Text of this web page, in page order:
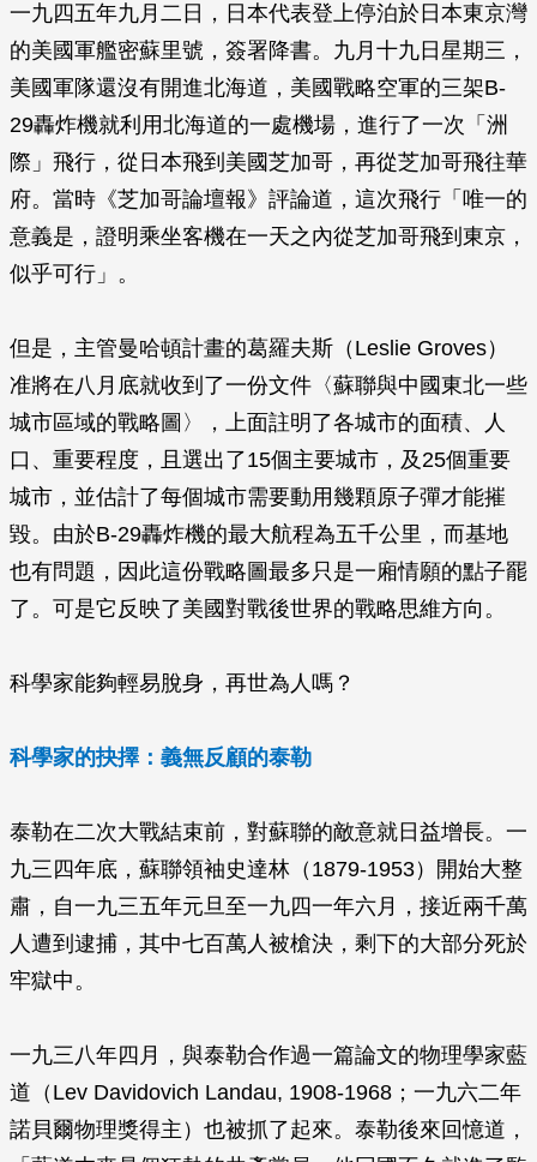
一九四五年九月二日，日本代表登上停泊於日本東京灣
的美國軍艦密蘇里號，簽署降書。九月十九日星期三，
美國軍隊還沒有開進北海道，美國戰略空軍的三架B-
29轟炸機就利用北海道的一處機場，進行了一次「洲
際」飛行，從日本飛到美國芝加哥，再從芝加哥飛往華
府。當時《芝加哥論壇報》評論道，這次飛行「唯一的
意義是，證明乘坐客機在一天之內從芝加哥飛到東京，
似乎可行」。
但是，主管曼哈頓計畫的葛羅夫斯（Leslie Groves）
准將在八月底就收到了一份文件〈蘇聯與中國東北一些
城市區域的戰略圖〉，上面註明了各城市的面積、人
口、重要程度，且選出了15個主要城市，及25個重要
城市，並估計了每個城市需要動用幾顆原子彈才能摧
毀。由於B-29轟炸機的最大航程為五千公里，而基地
也有問題，因此這份戰略圖最多只是一廂情願的點子罷
了。可是它反映了美國對戰後世界的戰略思維方向。
科學家能夠輕易脫身，再世為人嗎？
科學家的抉擇：義無反顧的泰勒
泰勒在二次大戰結束前，對蘇聯的敵意就日益增長。一
九三四年底，蘇聯領袖史達林（1879-1953）開始大整
肅，自一九三五年元旦至一九四一年六月，接近兩千萬
人遭到逮捕，其中七百萬人被槍決，剩下的大部分死於
牢獄中。
一九三八年四月，與泰勒合作過一篇論文的物理學家藍
道（Lev Davidovich Landau, 1908-1968；一九六二年
諾貝爾物理獎得主）也被抓了起來。泰勒後來回憶道，